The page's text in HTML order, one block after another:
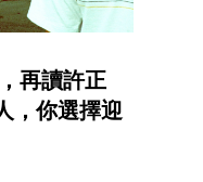
再讀許正
，你選擇迎